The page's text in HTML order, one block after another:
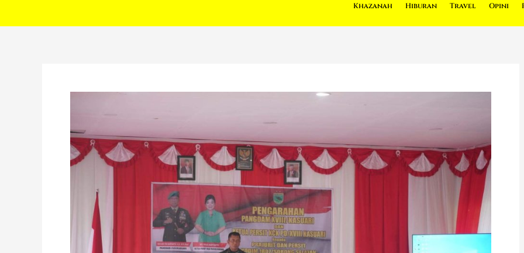
Khazanah
Hiburan Travel Opini
Tinjau
Kesiapsiagaan
Kodim
Sorong
Selatan